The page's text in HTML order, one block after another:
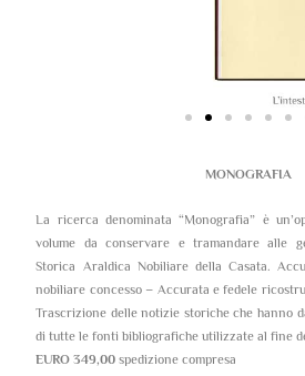
MONOGRAFIA
La ricerca denominata “Monografia” è
volume da conservare e tramandare alle
Storica Araldica Nobiliare della Casata.
nobiliare concesso – Accurata e fedele
Trascrizione delle notizie storiche che hanno
di tutte le fonti bibliografiche utilizzate al fine
EURO 349,00 spedizione compresa